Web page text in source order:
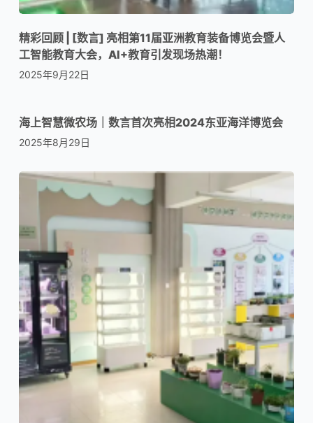
精彩回顾 | [数言] 亮相第11届亚洲教育装备博览会暨人
工智能教育大会，AI+教育引发现场热潮！
2025年9月22日
海上智慧微农场｜数言首次亮相2024东亚海洋博览会
2025年8月29日